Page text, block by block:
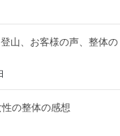
山、お客様の声、整体の
の整体の感想